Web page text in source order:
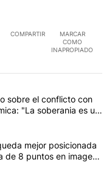
COMPARTIR
MARCAR
COMO
INAPROPIADO
comentarios en los
incosistencias de
sobre el conflicto con
"La soberania es un
Patricia
mejor posicionada
de 8 puntos en imagen